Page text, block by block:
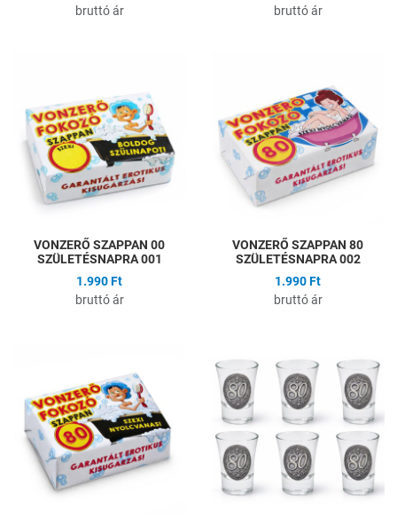
bruttó ár
bruttó ár
Összehasonlítás
Gyors nézet
VONZERŐ SZAPPAN 00
SZÜLETÉSNAPRA 001
1.990 Ft
bruttó ár
VONZERŐ SZAPPAN 80
SZÜLETÉSNAPRA 002
1.990 Ft
bruttó ár
Összehasonlítás
Gyors nézet